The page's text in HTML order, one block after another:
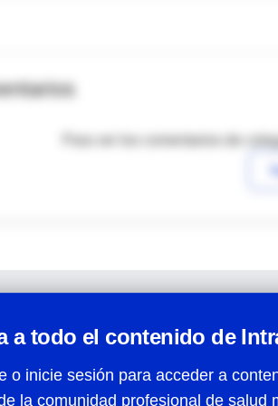
Para ver los comentarios de
a todo el contenido de
o inicie sesión para acceder a
la comunidad profesional de salud